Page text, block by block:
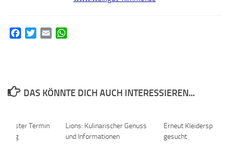
FacebookTwitterEmail
DAS KÖNNTE DICH AUCH INTERESSIEREN...
Lions: Kulinarischer Genuss
und Informationen
Erneut
gesucht
Termin